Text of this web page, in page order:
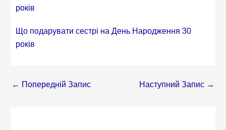
років
Що подарувати сестрі на День Народження 30
років
← Попередній Запис Наступний Запис →